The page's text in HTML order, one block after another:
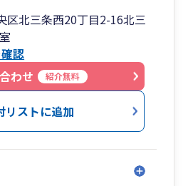
原則訪問対応いたします、
ながら弊社のサービスを受
WEB面談も対応可能です。
軽にご相談ください。
区北三条西20丁目2-16北三
認
わせ
紹介無料
リストに追加